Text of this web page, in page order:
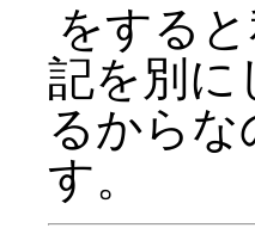
をする
記を別に
るからな
す。